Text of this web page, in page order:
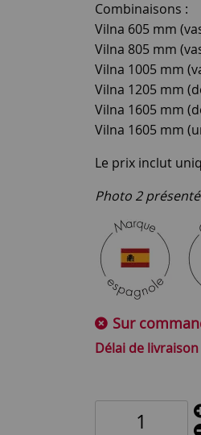
Combinaisons :
Vilna 605 mm
Vilna 805 mm
Vilna 1005 mm
Vilna 1205 mm
Vilna 1605 mm
Vilna 1605 mm
Le prix inclut
Photo 2
Sur